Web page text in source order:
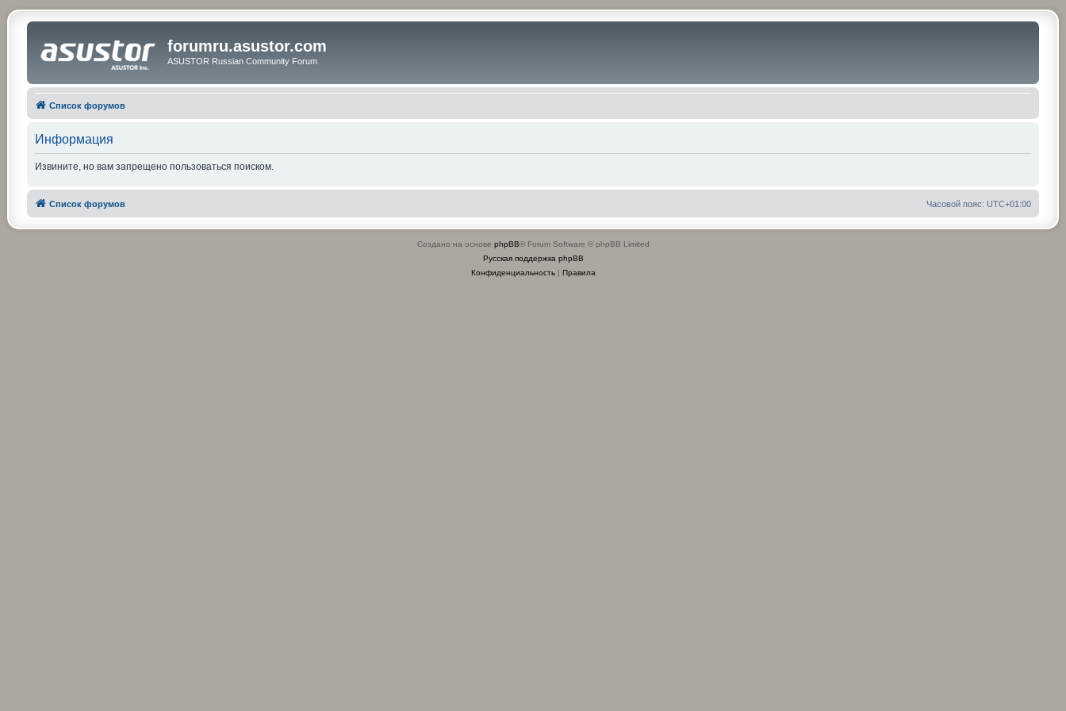
forumru.asustor.com
ASUSTOR Russian Community Forum
Список форумов
Информация
Извините, но вам запрещено пользоваться поиском.
Список форумов Часовой пояс: UTC+01:00
Создано на основе phpBB® Forum Software © phpBB Limited
Русская поддержка phpBB
Конфиденциальность| Правила